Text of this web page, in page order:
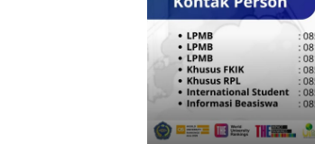
Klik Banner UNISMUH